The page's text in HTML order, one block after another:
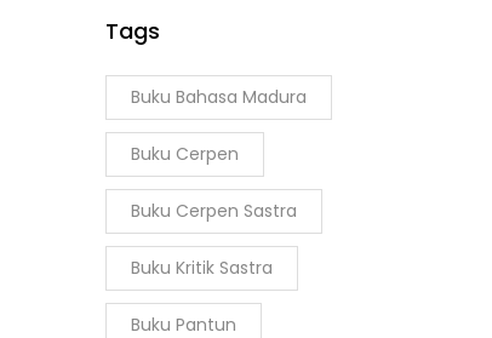
Tags
Buku Bahasa Madura
Buku Cerpen
Buku Cerpen Sastra
Buku Kritik Sastra
Buku Pantun